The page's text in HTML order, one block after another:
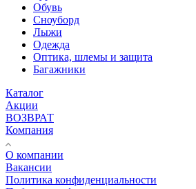
Обувь
Сноуборд
Лыжи
Одежда
Оптика, шлемы и защита
Багажники
Каталог
Акции
ВОЗВРАТ
Компания
О компании
Вакансии
Политика конфиденциальности